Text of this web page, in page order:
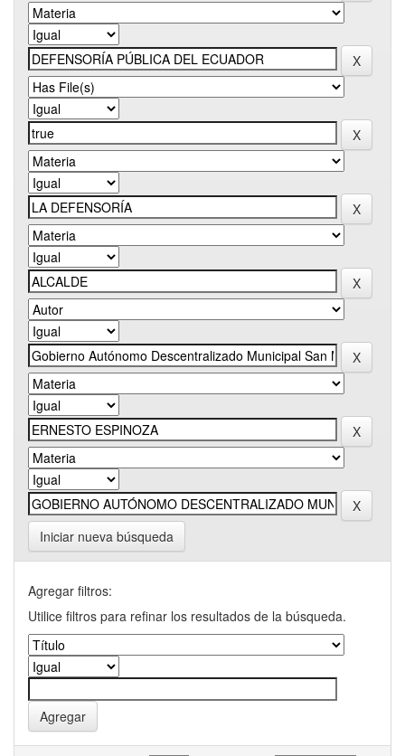
Iniciar nueva búsqueda
Agregar filtros:
Utilice filtros para refinar los resultados de la búsqueda.